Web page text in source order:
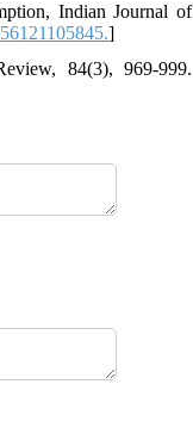
Indian Journal of
]
84(3), 969-999.